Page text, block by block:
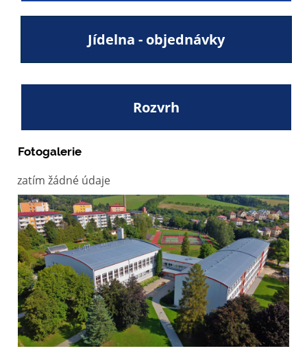
Jídelna - objednávky
Rozvrh
Fotogalerie
zatím žádné údaje